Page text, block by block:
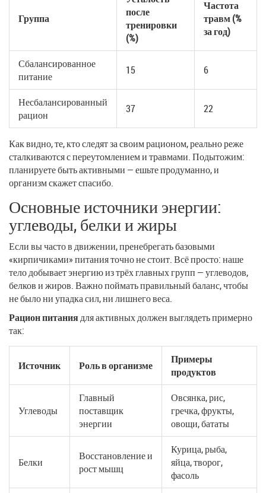
Группа
после
тренировки
(%)
Частота
травм (%
за год)
Сбалансированное
питание
15 6
Несбалансированный
рацион
37 22
Как видно, те, кто следят за своим рационом, реально реже
сталкиваются с переутомлением и травмами. Подытожим:
планируете быть активными — ешьте продуманно, и
организм скажет спасибо.
Основные источники энергии:
углеводы, белки и жиры
Если вы часто в движении, пренебрегать базовыми
«кирпичиками» питания точно не стоит. Всё просто: наше
тело добывает энергию из трёх главных групп — углеводов,
белков и жиров. Важно поймать правильный баланс, чтобы
не было ни упадка сил, ни лишнего веса.
Рацион питаниядля активных должен выглядеть примерно
так:
Источник Роль в организме
Примеры
продуктов
Углеводы
Главный
поставщик
энергии
Овсянка, рис,
гречка, фрукты,
овощи, бататы
Белки
Восстановление и
рост мышц
Курица, рыба,
яйца, творог,
фасоль